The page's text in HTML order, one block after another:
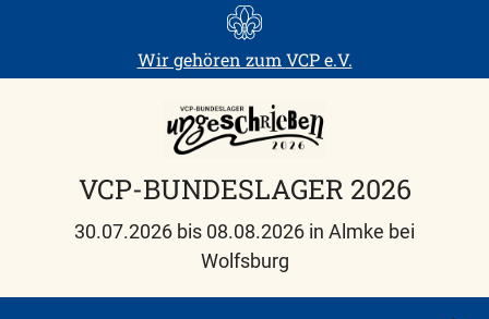
Wir gehören zum VCP e.V.
VCP-BUNDESLAGER 2026
30.07.2026 bis 08.08.2026 in Almke bei
Wolfsburg